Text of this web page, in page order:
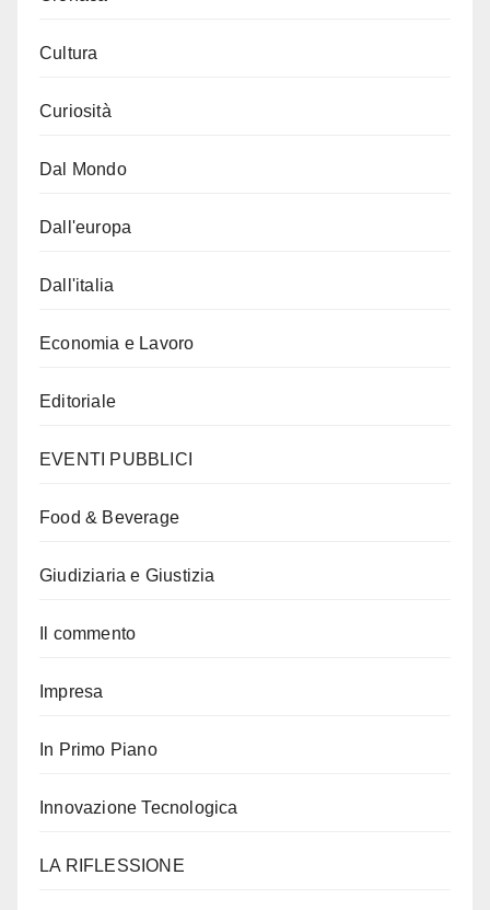
Cultura
Curiosità
Dal Mondo
Dall'europa
Dall'italia
Economia e Lavoro
Editoriale
EVENTI PUBBLICI
Food & Beverage
Giudiziaria e Giustizia
Il commento
Impresa
In Primo Piano
Innovazione Tecnologica
LA RIFLESSIONE